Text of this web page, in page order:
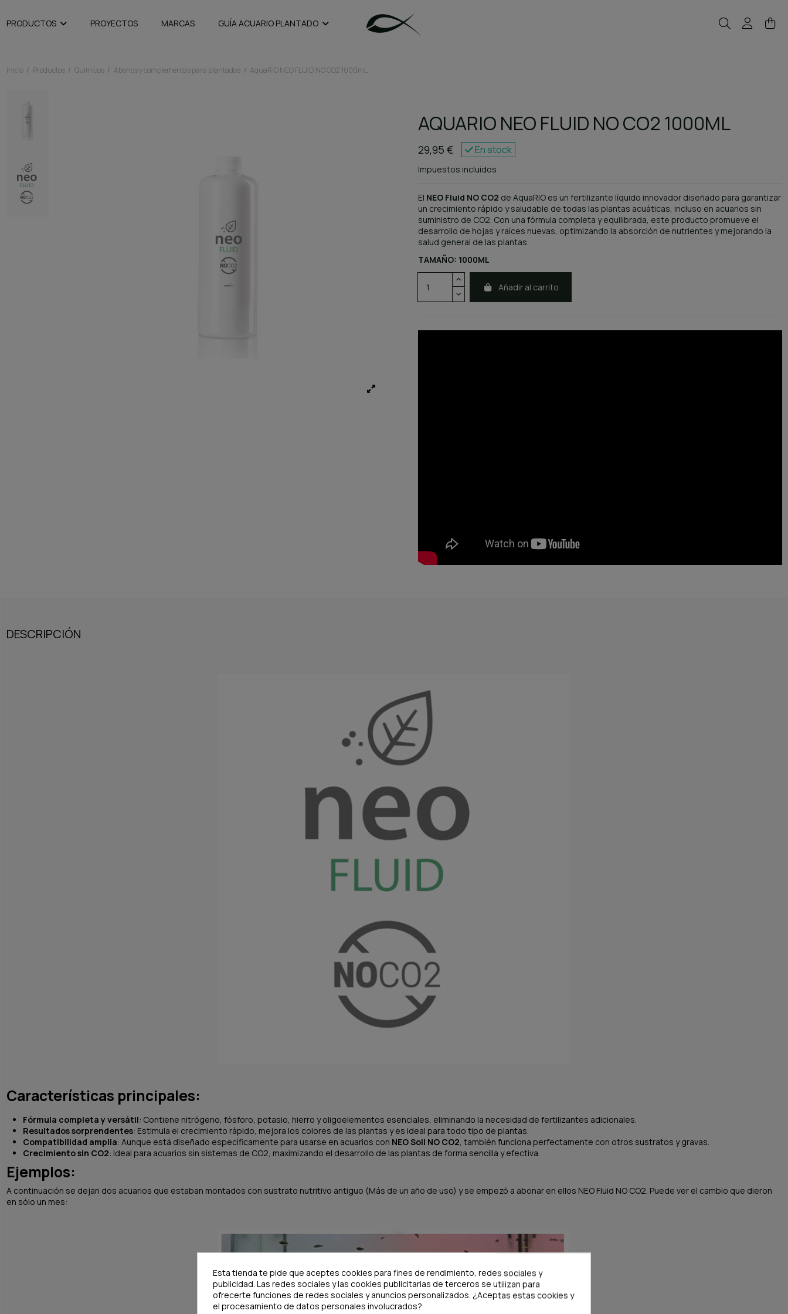
PRODUCTOS PROYECTOS MARCAS GUÍA ACUARIO PLANTADO
Inicio Productos Químicos Abonos y complementos para plantados AquaRIO NEO FLUID NO CO2 1000mL
AQUARIO NEO FLUID NO CO2 1000ML
29,95 € En stock
Impuestos incluidos
El NEO Fluid NO CO2 de AquaRIO es un fertilizante líquido innovador diseñado para garantizar
un crecimiento rápido y saludable de todas las plantas acuáticas, incluso en acuarios sin
suministro de CO2. Con una fórmula completa y equilibrada, este producto promueve el
desarrollo de hojas y raíces nuevas, optimizando la absorción de nutrientes y mejorando la
salud general de las plantas.
TAMAÑO: 1000ML
Añadir al carrito
DESCRIPCIÓN
Características principales:
Fórmula completa y versátil: Contiene nitrógeno, fósforo, potasio, hierro y oligoelementos esenciales, eliminando la necesidad de fertilizantes adicionales.
Resultados sorprendentes: Estimula el crecimiento rápido, mejora los colores de las plantas y es ideal para todo tipo de plantas.
Compatibilidad amplia: Aunque está diseñado específicamente para usarse en acuarios con NEO Soil NO CO2 , también funciona perfectamente con otros sustratos y gravas.
Crecimiento sin CO2: Ideal para acuarios sin sistemas de CO2, maximizando el desarrollo de las plantas de forma sencilla y efectiva.
Ejemplos:
A continuación se dejan dos acuarios que estaban montados con sustrato nutritivo antiguo (Más de un año de uso) y se empezó a abonar en ellos NEO Fluid NO CO2. Puede ver el cambio que dieron
en sólo un mes:
Esta tienda te pide que aceptes cookies para fines de rendimiento, redes sociales y
publicidad. Las redes sociales y las cookies publicitarias de terceros se utilizan para
ofrecerte funciones de redes sociales y anuncios personalizados. ¿Aceptas estas cookies y
el procesamiento de datos personales involucrados?